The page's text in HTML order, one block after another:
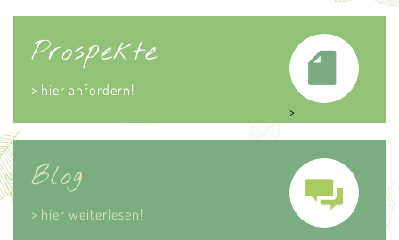
Prospekte
> hier anfordern!
>
Blog
> hier weiterlesen!